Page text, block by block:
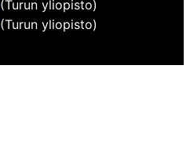
(Turun yliopisto)
(Turun yliopisto)